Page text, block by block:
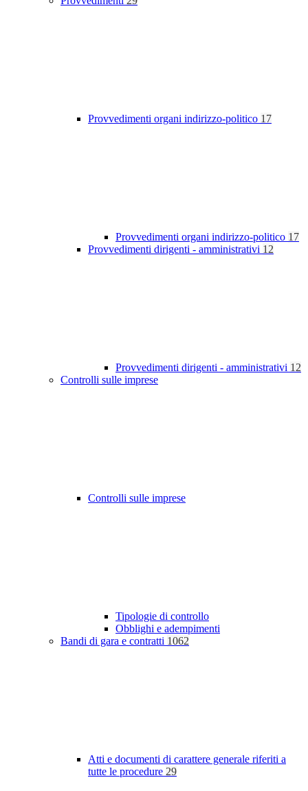
Provvedimenti organi indirizzo-politico 17
Provvedimenti organi indirizzo-politico 17
Provvedimenti dirigenti - amministrativi 12
Provvedimenti dirigenti - amministrativi 12
Controlli sulle imprese
Controlli sulle imprese
Tipologie di controllo
Obblighi e adempimenti
Bandi di gara e contratti 1062
Atti e documenti di carattere generale riferiti a
tutte le procedure 29